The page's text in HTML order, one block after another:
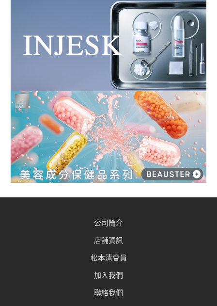
公司簡介
店舖資訊
松本清會員
加入我們
聯絡我們